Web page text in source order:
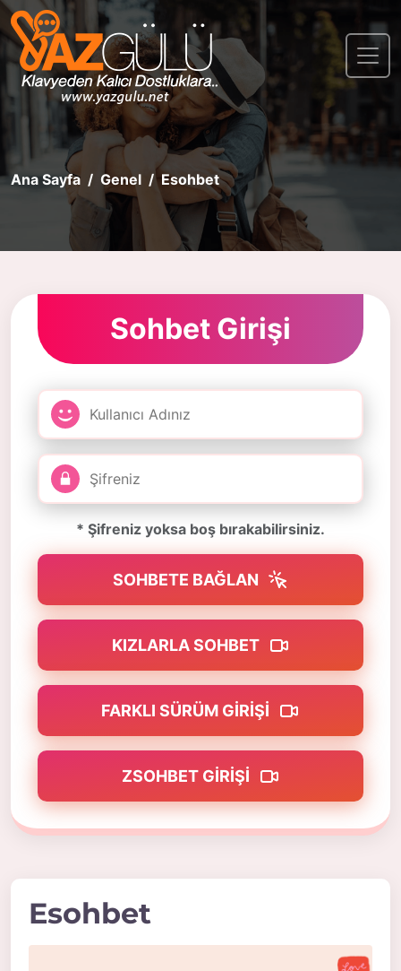
Ana Sayfa Genel Esohbet
Sohbet Girişi
* Şifreniz yoksa boş bırakabilirsiniz.
SOHBETE BAĞLAN
KIZLARLA SOHBET
FARKLI SÜRÜM GIRIŞI
ZSOHBET GIRIŞI
Esohbet